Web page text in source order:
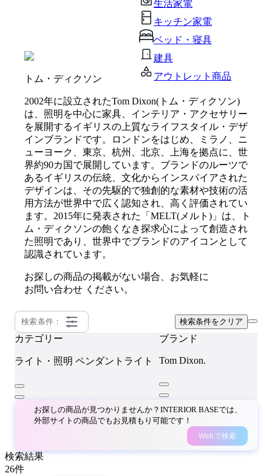
生活家電
キッチン家電
ベッド・寝具
建具
アウトレット商品
トム・ディクソン
2002年に設立されたTom Dixon(トム・ディクソン)
は、照明を中心に家具、インテリア・アクセサリー
を展開するイギリスの上質なライフスタイル・デザ
インブランドです。ロンドンをはじめ、ミラノ、ニ
ューヨーク、東京、杭州、北京、上海を拠点に、世
界約90カ国で展開しています。ブランドのルーツで
あるイギリスの伝統、文化からインスパイアされた
デザインは、その先駆的で独創的な素材や技術の活
用方法が世界中で広く認知され、高く評価されてい
ます。2015年に発表された「MELT(メルト)」は、ト
ム・ディクソンの飽くなき探求心によって創造され
た照明であり、世界中でブランドのアイコンとして
認識されています。
お探しの商品の掲載がない場合、お気軽に
お問い合わせ ください。
検索条件： 検索条件をクリア
カテゴリー
ライト・照明 ペンダントライト
ブランド
Tom Dixon.
お探しの商品が見つかりませんか？INTERIOR BASEでは、
外部サイトの商品でもお見積もり可能です！
Webで検索
検索結果
26件